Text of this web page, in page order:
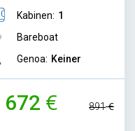
Kabinen: 1
Bareboat
Genoa: Keiner
672 891